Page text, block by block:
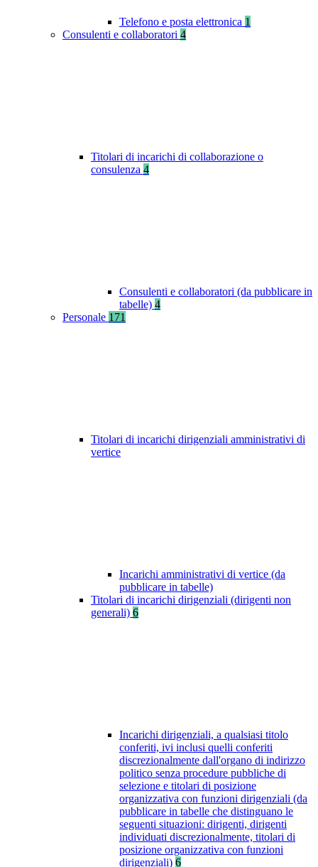
Telefono e posta elettronica 1
Consulenti e collaboratori 4
Titolari di incarichi di collaborazione o
consulenza 4
Consulenti e collaboratori (da pubblicare in
tabelle) 4
Personale 171
Titolari di incarichi dirigenziali amministrativi di
vertice
Incarichi amministrativi di vertice (da
pubblicare in tabelle)
Titolari di incarichi dirigenziali (dirigenti non
generali) 6
Incarichi dirigenziali, a qualsiasi titolo
conferiti, ivi inclusi quelli conferiti
discrezionalmente dall'organo di indirizzo
politico senza procedure pubbliche di
selezione e titolari di posizione
organizzativa con funzioni dirigenziali (da
pubblicare in tabelle che distinguano le
seguenti situazioni: dirigenti, dirigenti
individuati discrezionalmente, titolari di
posizione organizzativa con funzioni
dirigenziali) 6